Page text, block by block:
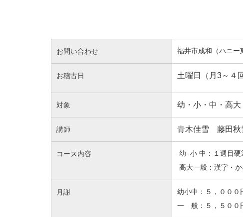
お問い合わせ 福井市成和（ハニー
お稽古日 土曜日（月3～ ４
対象 幼・小・中・高大
講師 青木佳雪 藤田秋
コース内容
幼 小 中：１週目
高大一般：漢字・
月謝
幼小中：５，０００
一 般：５，５００